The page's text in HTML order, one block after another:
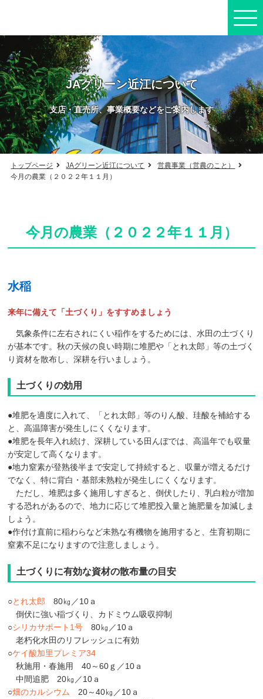
JAグリーン近江について
支店・直売所、事業概要などをご案内します
トップページ JAグリーン近江について
営農事業（営農のこと）
今月の農業（２０２２年１１月）
今月の農業（２０２２年１１月）
水稲
来年に備えて「土づくり」をすすめましょう
気象条件に左右されにくい稲作をするためには、水田の土づくり
が基本です。秋の天候の良い時期に堆肥や「とれ太郎」等の土づく
り資材を散布し、深耕を行いましょう。
土づくりの効用
●堆肥を適度に入れて、「とれ太郎」等のりん酸、珪酸を補給する
と、高温障害が発生しにくくなります。
●堆肥を長年入れ続け、深耕している田んぼでは、高温年でも収量
が安定して高くなります。
●地力窒素が登熟後半まで安定して持続すると、収量が増えるだけ
でなく、特に背白・基部未熟粒が発生しにくくなります。
ただし、堆肥は多く施用しすぎると、倒伏したり、乳白粒が増加
する恐れがあるので、地力に応じて堆肥投入量と施肥量を加減しま
しょう。
●作付け直前に稲わらなど未熟な有機物を施用すると、生育初期に
窒素不足になりますので注意しましょう。
土づくりに有効な資材の散布量の目安
○とれ太郎 80㎏／10ａ
倒伏に強い稲づくり、カドミウム吸収抑制
○シリカサポート1号 80㎏／10ａ
老朽化水田のリフレッシュに有効
○ケイ酸加里プレミア34
秋施用・春施用 40～60ｇ／10ａ
中間追肥 20㎏／10ａ
○畑のカルシウム
20～40㎏／10ａ